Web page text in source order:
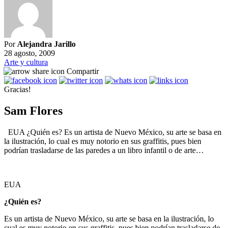
Por Alejandra Jarillo
28 agosto, 2009
Arte y cultura
Compartir
Gracias!
Sam Flores
EUA ¿Quién es? Es un artista de Nuevo México, su arte se basa en
la ilustración, lo cual es muy notorio en sus graffitis, pues bien
podrían trasladarse de las paredes a un libro infantil o de arte…
EUA
¿Quién es?
Es un artista de Nuevo México, su arte se basa en la ilustración, lo